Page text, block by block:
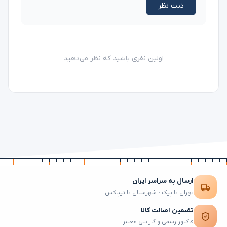
ثبت نظر
اولین نفری باشید که نظر می‌دهید
ارسال به سراسر ایران
تهران با پیک · شهرستان با تیپاکس
تضمین اصالت کالا
فاکتور رسمی و گارانتی معتبر